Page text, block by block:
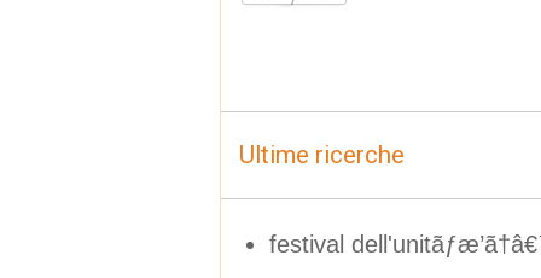
Ultime ricerche
festival